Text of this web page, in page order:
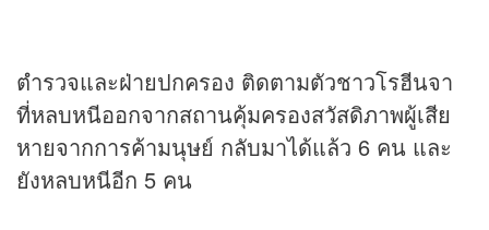
ตำรวจและฝ่ายปกครอง ติดตามตัวชาวโรฮีนจา
ที่หลบหนีออกจากสถานคุ้มครองสวัสดิภาพผู้เสีย
หายจากการค้ามนุษย์ กลับมาได้แล้ว 6 คน และ
ยังหลบหนีอีก 5 คน